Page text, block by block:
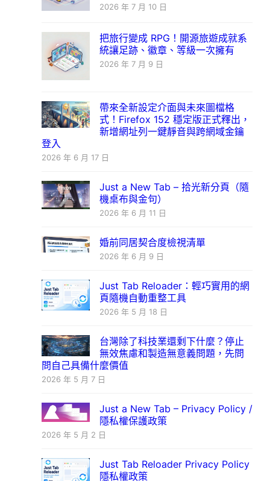
2026 年 7 月 10 日
把旅行變成 RPG！開源旅遊成就系
統讓足跡、徽章、等級一次擁有
2026 年 7 月 9 日
帶來全新設定介面與未來圖檔格
式！Firefox 152 穩定版正式釋出，
新增網址列一鍵靜音與跨網域金鑰
登入
2026 年 6 月 17 日
Just a New Tab – 拾光新分頁（隨
機桌布與金句）
2026 年 6 月 11 日
婚前同居契合度檢視清單
2026 年 6 月 9 日
Just Tab Reloader：輕巧實用的網
頁隨機自動重整工具
2026 年 5 月 18 日
台灣除了科技業還剩下什麼？停止
無效焦慮和製造無意義問題，先問
問自己具備什麼價值
2026 年 5 月 7 日
Just a New Tab – Privacy Policy /
隱私權保護政策
2026 年 5 月 2 日
Just Tab Reloader Privacy Policy
隱私權政策